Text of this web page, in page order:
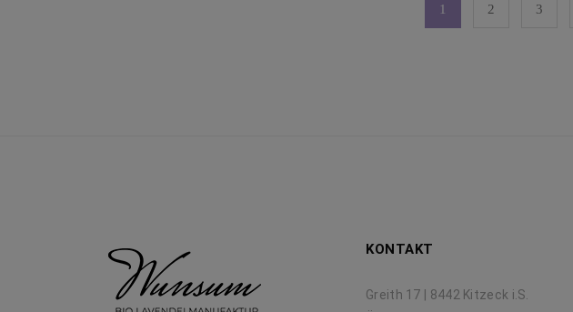
1 2 3
KONTAKT
Greith 17 | 8442 Kitzeck i.S.